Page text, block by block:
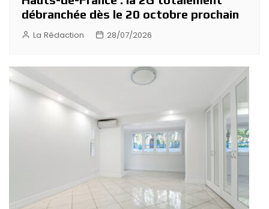
débranchée dès le 20 octobre prochain
La Rédaction 28/07/2026